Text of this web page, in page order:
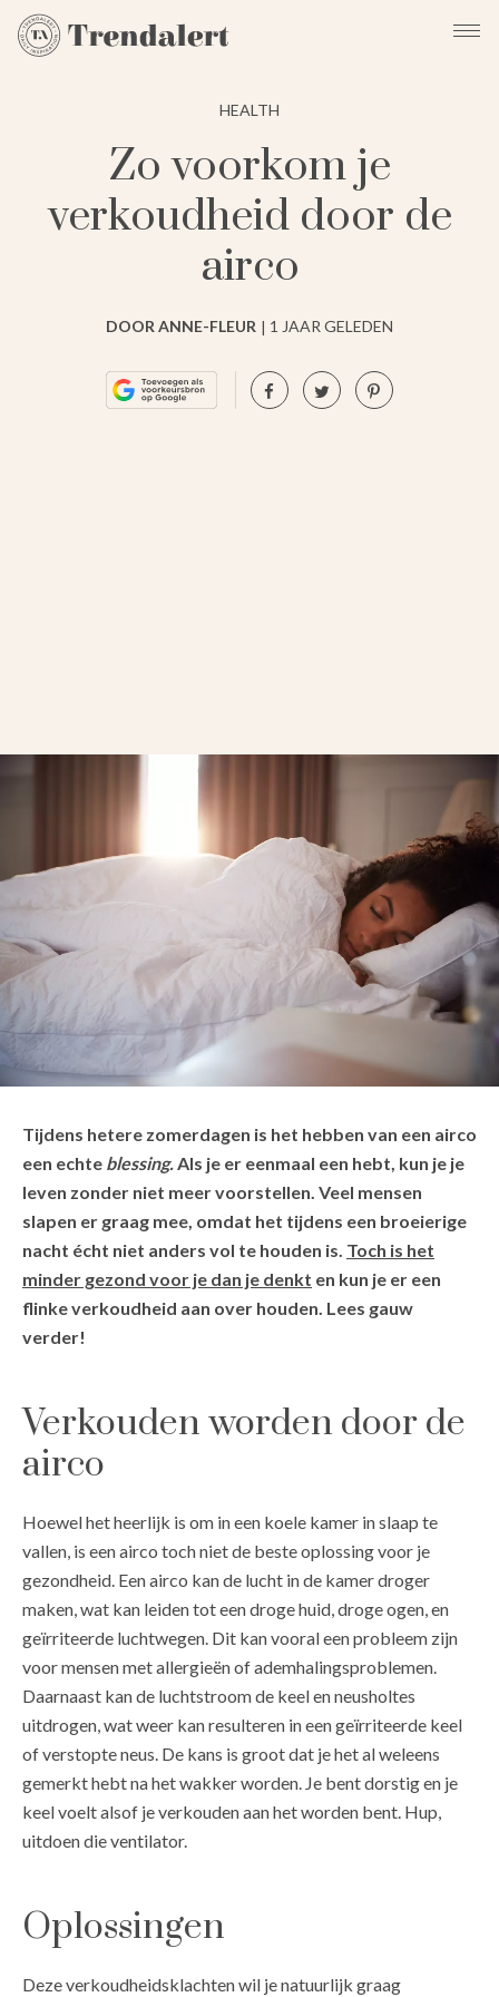
HEALTH
Zo voorkom je
verkoudheid door de
airco
DOOR ANNE-FLEUR 1 JAAR GELEDEN
Tijdens hetere zomerdagen is het hebben van een airco
een echte blessing.Als je er eenmaal een hebt, kun je je
leven zonder niet meer voorstellen. Veel mensen
slapen er graag mee, omdat het tijdens een broeierige
nacht écht niet anders vol te houden is. Toch is het
minder gezond voor je dan je denkt en kun je er een
flinke verkoudheid aan over houden. Lees gauw
verder!
Verkouden worden door de
airco
Hoewel het heerlijk is om in een koele kamer in slaap te
vallen, is een airco toch niet de beste oplossing voor je
gezondheid. Een airco kan de lucht in de kamer droger
maken, wat kan leiden tot een droge huid, droge ogen, en
geïrriteerde luchtwegen. Dit kan vooral een probleem zijn
voor mensen met allergieën of ademhalingsproblemen.
Daarnaast kan de luchtstroom de keel en neusholtes
uitdrogen, wat weer kan resulteren in een geïrriteerde keel
of verstopte neus. De kans is groot dat je het al weleens
gemerkt hebt na het wakker worden. Je bent dorstig en je
keel voelt alsof je verkouden aan het worden bent. Hup,
uitdoen die ventilator.
Oplossingen
Deze verkoudheidsklachten wil je natuurlijk graag